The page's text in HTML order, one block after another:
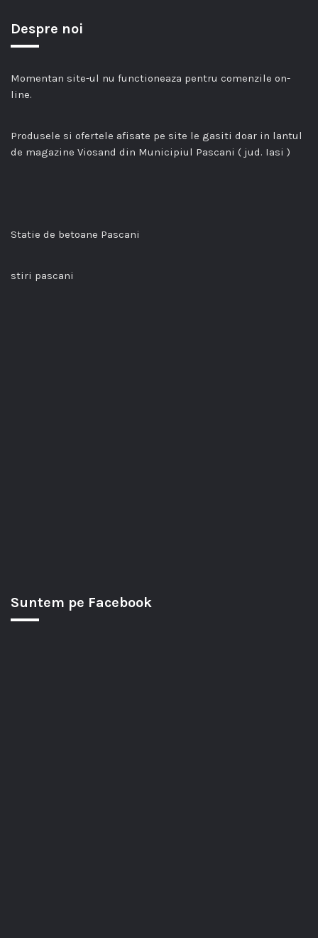
Despre noi
Momentan site-ul nu functioneaza pentru comenzile on-
line.
Produsele si ofertele afisate pe site le gasiti doar in lantul
de magazine Viosand din Municipiul Pascani ( jud. Iasi )
Statie de betoane Pascani
stiri pascani
Suntem pe Facebook